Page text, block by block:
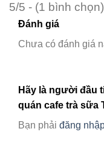
5/5 - (1 bình chọn)
Đánh giá
Chưa có đánh giá
Hãy là người đầu
quán cafe trà sữa
Bạn phải đăng